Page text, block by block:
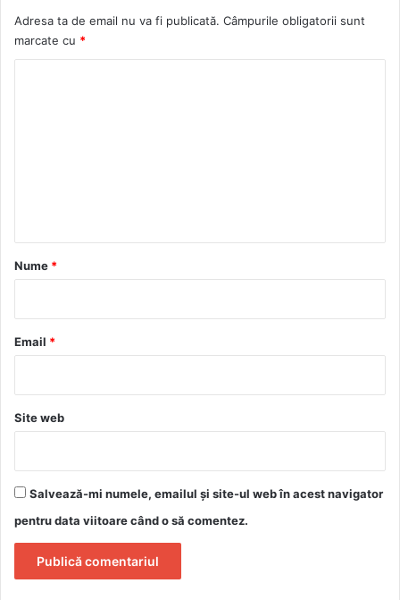
Adresa ta de email nu va fi publicată. Câmpurile obligatorii sunt
marcate cu *
r
*
Nume *
Email *
Site web
Salvează-mi numele, emailul și site-ul web în acest navigator
pentru data viitoare când o să comentez.